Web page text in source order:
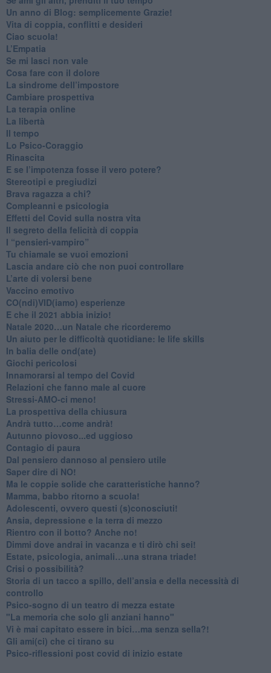
​Un anno di Blog: semplicemente Grazie!
​Vita di coppia, conflitti e desideri
​Ciao scuola!
​L’Empatia
​Se mi lasci non vale
Cosa fare con il dolore
​La sindrome dell’impostore
​Cambiare prospettiva
La terapia online
La libertà
​Il tempo
​Lo Psico-Coraggio
Rinascita
​E se l’impotenza fosse il vero potere?
Stereotipi e pregiudizi
​Brava ragazza a chi?
​Compleanni e psicologia
Effetti del Covid sulla nostra vita
Il segreto della felicità di coppia
​I “pensieri-vampiro”
​Tu chiamale se vuoi emozioni
​Lascia andare ciò che non puoi controllare
L’arte di volersi bene
​Vaccino emotivo
CO(ndi)VID(iamo) esperienze
​E che il 2021 abbia inizio!
​Natale 2020…un Natale che ricorderemo
Un aiuto per le difficoltà quotidiane: le life skills
​In balia delle ond(ate)
Giochi pericolosi
Innamorarsi al tempo del Covid
​Relazioni che fanno male al cuore
​Stressi-AMO-ci meno!
​La prospettiva della chiusura
​Andrà tutto…come andrà!
Autunno piovoso...ed uggioso
​Contagio di paura
​Dal pensiero dannoso al pensiero utile
​Saper dire di NO!
​Ma le coppie solide che caratteristiche hanno?
​Mamma, babbo ritorno a scuola!
Adolescenti, ovvero questi (s)conosciuti!
Ansia, depressione e la terra di mezzo
​Rientro con il botto? Anche no!
Dimmi dove andrai in vacanza e ti dirò chi sei!
​Estate, psicologia, animali…una strana triade!
​Crisi o possibilità?
​Storia di un tacco a spillo, dell’ansia e della necessità di
controllo
​Psico-sogno di un teatro di mezza estate
"La memoria che solo gli anziani hanno"
​Vi è mai capitato essere in bici…ma senza sella?!
​Gli ami(ci) che ci tirano su
Psico-riflessioni post covid di inizio estate